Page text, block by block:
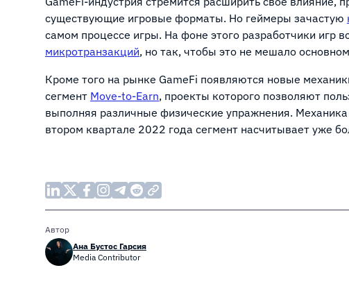
существующие игровые форматы. Но геймеры зачастую
самом процессе игры. На фоне этого разработчики игр
микротранзакций, но так, чтобы это не мешало
Кроме того на рынке GameFi появляются новые
сегмент Move-to-Earn, проекты которого позволяют
выполняя различные физические упражнения.
втором квартале 2022 года сегмент насчитывает уже
Автор
Ана Бустос Гарсия
Media Contributor